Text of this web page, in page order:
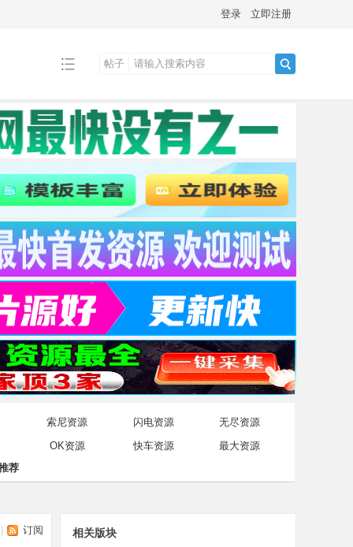
登录 立即注册
帖子
荐
索尼资源 闪电资源
无尽资源
OK资源
快车资源 最大资源
订阅 相关版块